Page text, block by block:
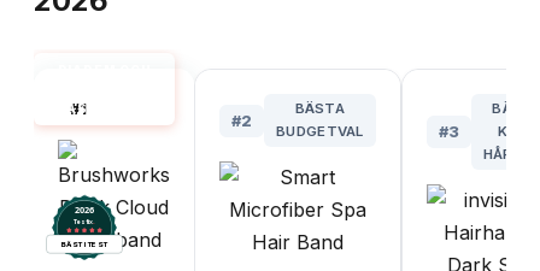
BÄST I TEST
#1
2026
Testix.
BÄST I TEST
#2
BÄSTA
BUDGETVAL
#3
BÄST